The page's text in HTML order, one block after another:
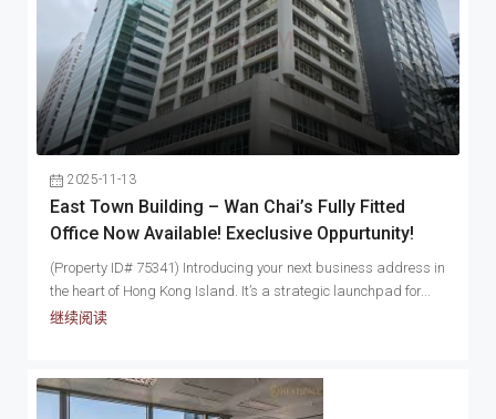
不同方面反映，有可能是得不償失。 租賃商業辦公室時的考
慮：1. 租金 在 2026 年的香港辦公室出租市場，租金數字本身
就是一場精心設計的數字遊戲，你所看到的「面價」與實際支
付的「底價」之間，往往隔著一層由免租期構成的面紗。精明
的業主為了維持大廈的估值與賬面好看，往往不願意直接調低
每平方呎的叫價，取而代之的是提供更長的免租期，這就是為
什麼懂得計算「淨有效租金」（Net Effective Rent）是如此重要
。假設一個物業叫價每呎 50 元，但業主願意在三年租約中提供
長達六個月的免租期，你的實際成本其實大幅下降，這就是市
場行家眼中的套利空間 。此外，你必須清楚這個租金是不是
「全包」。在香港辦公室出租市場的慣例中，雖然大多數報價
包含了管理費與差餉，但仍有不少甲級寫字樓是將管理費與冷
氣費分拆計算的 。特別是在經濟波動的年份，現金流就是王
道，切勿被表面的低呎價迷惑，必須將每月的固定支出攤分到
一個不同級數的寫字樓單位都有其獨特的生存法則與客群。這
不僅僅是租金高低的問題，也是實用率、額外費用、甚至身份
象徵的分別。 中環辦公室分級解碼：了解甲、乙、丙級寫字樓
的分別 雖然差餉物業估價署並沒有一個硬性的商廈分級標準，
但在中環這個核心戰場，市場早已形成了一套森嚴的評級體
系，深刻影響著企業形象與運作效率。 甲級寫字樓是身份及權
力的象徵，通常定義為「新型、裝修上乘、配備先進設施」和
「統一業主」的大廈，例如國際金融中心（IFC）或置地廣場。
它們擁有寬敞且裝飾華麗的地面大堂，配備完善的中央空調與
充裕的載客升降機，確保你在繁忙時間不用排長龍。一般而
言，所有國際大企業、金融巨頭、跨國銀行、頂尖律師樓及會
計師樓…等，都匯聚於中環甲級寫字樓。所以，一般企業如果
選址在中環甲級寫字樓，也代表著具備足夠實力，是行業內的
精英份子，是身份的象徵。 乙級寫字樓則是中環辦公室市場高
無敵海景或名牌效應，升降機數量可能較少，大堂裝修也較為
樸實，但勝在實用率通常較高，因為少了那些浮誇的裝飾與幕
2025-11-13
East Town Building – Wan Chai’s Fully Fitted
Office Now Available! Execlusive Oppurtunity!
(Property ID# 75341) Introducing your next business address in
the heart of Hong Kong Island. It’s a strategic launchpad for...
继续阅读